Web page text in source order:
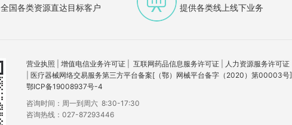
全国各类资源直达目标客户
提供各类线上线下业务
营业执照 增值电信业务许可证 互联网药品信息服务许可证
人力资源服务许可证
医疗器械网络交易服务第三方平台备案[（鄂）网械平台备字（2020）第00003号]
鄂ICP备19008937号-4
咨询时间：周一到周六 8:30-17:30
咨询热线：027-87293446